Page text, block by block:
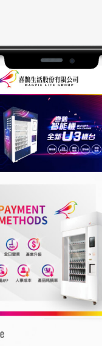
碼與最佳化圖片載入，